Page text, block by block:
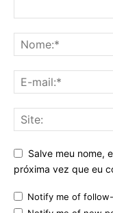
Salve meu nome,
próxima vez que eu
Notify me of